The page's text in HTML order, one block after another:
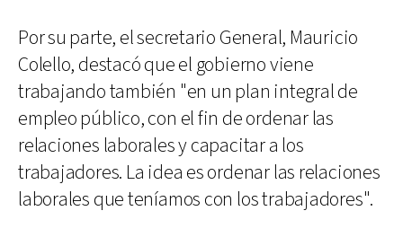
Por su parte, el secretario General, Mauricio
Colello, destacó que el gobierno viene
trabajando también "en un plan integral de
empleo público, con el fin de ordenar las
relaciones laborales y capacitar a los
trabajadores. La idea es ordenar las relaciones
laborales que teníamos con los trabajadores".